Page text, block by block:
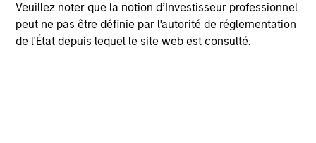
Veuillez noter que la notion d’Investisseur professionnel
peut ne pas être définie par l'autorité de réglementation
de l'État depuis lequel le site web est consulté.